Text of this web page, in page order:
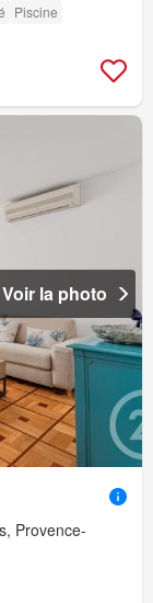
Piscine
Voir la photo
Provence-